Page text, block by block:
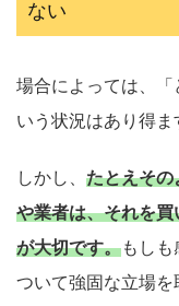
ない
場合によっては、「
いう状況はあり得ま
しかし、 たとえその
や業者は、それを
が大切です。もし
ついて強固な立場を